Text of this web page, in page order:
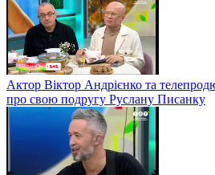
Актор Віктор Андрієнко та
про свою подругу Руслану Писанку